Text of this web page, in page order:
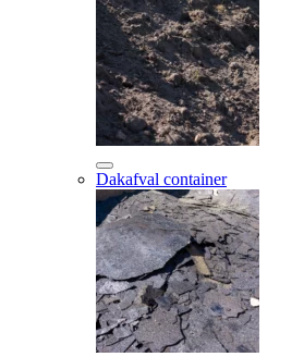
Dakafval container